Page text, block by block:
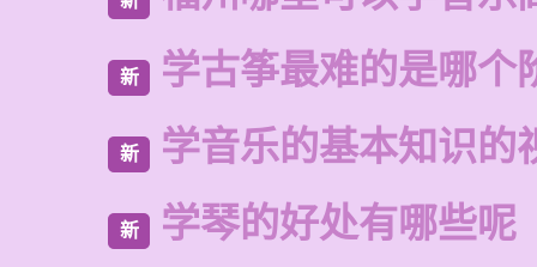
新 学古筝最难的是哪个
新 学音乐的基本知识的
新 学琴的好处有哪些呢